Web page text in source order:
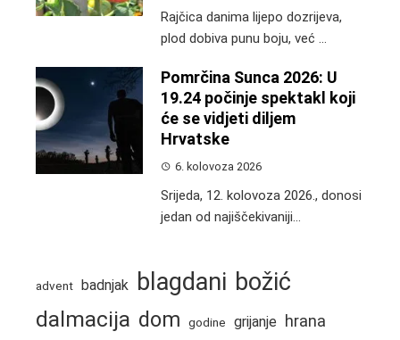
Rajčica danima lijepo dozrijeva,
plod dobiva punu boju, već ...
Pomrčina Sunca 2026: U
19.24 počinje spektakl koji
će se vidjeti diljem
Hrvatske
6. kolovoza 2026
Srijeda, 12. kolovoza 2026., donosi
jedan od najiščekivaniji...
advent badnjak blagdani božić
dalmacija dom godine grijanje hrana